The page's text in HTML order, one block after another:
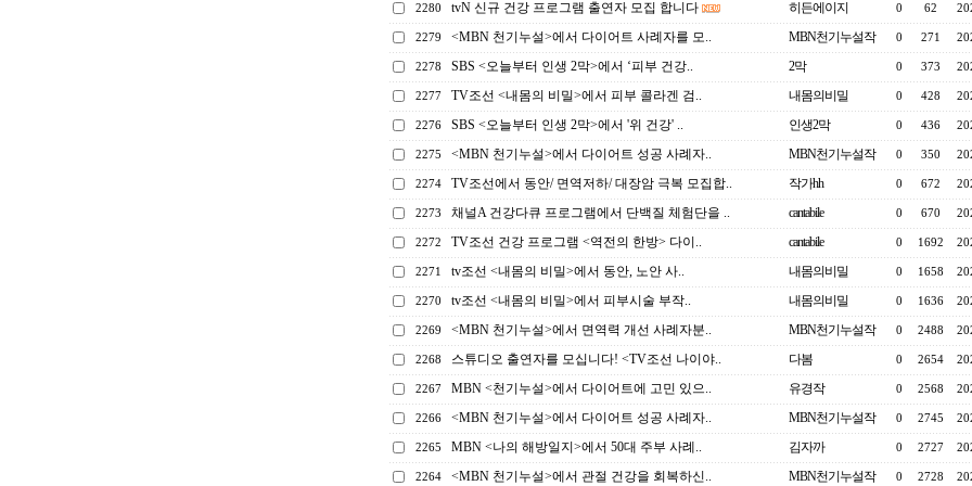
2280 tvN 신규 건강 프로그램 출연자 모집 합니다 히든에이지 0 62
2279 <MBN 천기누설>에서 다이어트 사례자를 모.. MBN천기누설작 0 271
2278 SBS <오늘부터 인생 2막>에서 ‘피부 건강.. 2막 0 373
2277 TV조선 <내몸의 비밀>에서 피부 콜라겐 검.. 내몸의비밀 0 428
2276 SBS <오늘부터 인생 2막>에서 '위 건강' .. 인생2막 0 436
2275 <MBN 천기누설>에서 다이어트 성공 사례자.. MBN천기누설작 0 350
2274 TV조선에서 동안/ 면역저하/ 대장암 극복 모집합.. 작가hh 0 672
2273 채널A 건강다큐 프로그램에서 단백질 체험단을 .. cantabile 0 670
2272 TV조선 건강 프로그램 <역전의 한방> 다이.. cantabile 0 1692
2271 tv조선 <내몸의 비밀>에서 동안, 노안 사.. 내몸의비밀 0 1658
2270 tv조선 <내몸의 비밀>에서 피부시술 부작.. 내몸의비밀 0 1636
2269 <MBN 천기누설>에서 면역력 개선 사례자분.. MBN천기누설작 0 2488
2268 스튜디오 출연자를 모십니다! <TV조선 나이야.. 다봄 0 2654
2267 MBN <천기누설>에서 다이어트에 고민 있으.. 유경작 0 2568
2266 <MBN 천기누설>에서 다이어트 성공 사례자.. MBN천기누설작 0 2745
2265 MBN <나의 해방일지>에서 50대 주부 사례.. 김자까 0 2727
2264 <MBN 천기누설>에서 관절 건강을 회복하신.. MBN천기누설작 0 2728